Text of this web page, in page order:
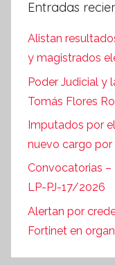
Entradas
Alistan
y magistrados
Poder Judicial y
Tomás Flores
Imputados por
nuevo cargo
Convocatorias
LP-PJ-17/2026
Alertan por
Fortinet en